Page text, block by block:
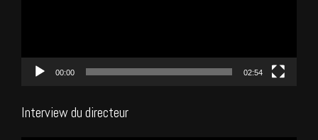
00:00 02:54
Interview du directeur